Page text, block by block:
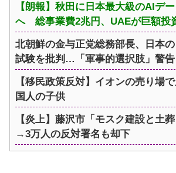
【朗報】秋田に日本最大級のAIデ
へ 総事業費2兆円、UAEが巨額投
北朝鮮の金与正党総務部長、日本
試験を批判…「軍事的選択肢」警告
【移民政策反対】イオンの売り場
国人の子供
【炎上】藤沢市「モスク建設と土
→3万人の反対署名も却下